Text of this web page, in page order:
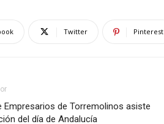
Twitter Pinterest
Empresarios de Torremolinos asiste
del día de Andalucía